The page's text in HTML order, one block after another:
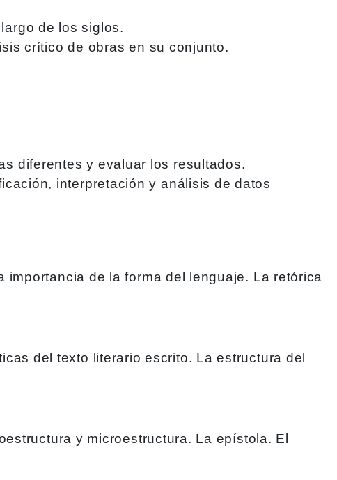
de los siglos.
crítico de obras en su conjunto.
diferentes y evaluar los resultados.
interpretación y análisis de datos
de la forma del lenguaje. La retórica
del texto literario escrito. La estructura del
y microestructura. La epístola. El